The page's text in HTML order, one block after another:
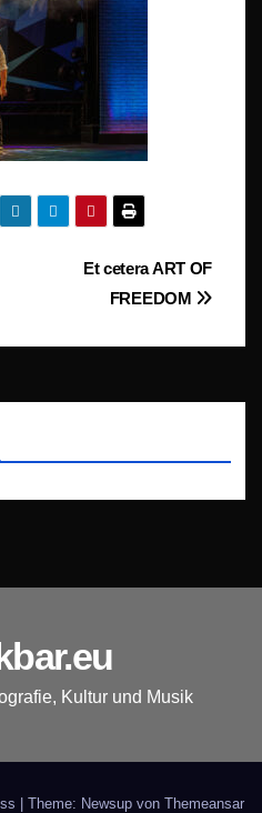
Et cetera ART OF
FREEDOM
Kultur und Musik
| Theme: Newsup von Themeansar